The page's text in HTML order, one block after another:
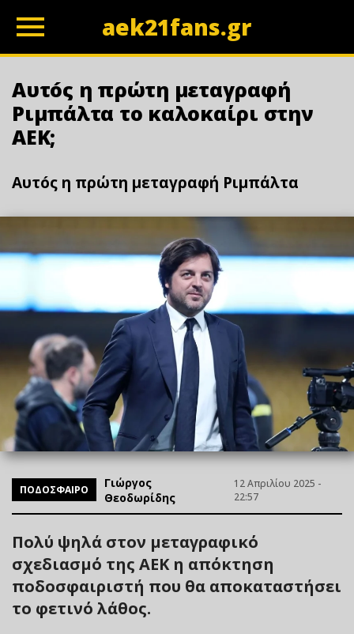
aek21fans.gr
Αυτóς η πρώτη μεταγραφή
Ριμπάλτα το καλοκαίρι στην
ΑΕΚ;
Αυτóς η πρώτη μεταγραφή Ριμπάλτα
ΠΟΔΟΣΦΑΙΡΟ
Γιώργος
Θεοδωρίδης
12 Απριλίου 2025 -
22:57
Πολύ ψηλά στον μεταγραφικό
σχεδιασμό της ΑΕΚ η απόκτηση
ποδοσφαιριστή που θα αποκαταστήσει
το φετινό λάθος.